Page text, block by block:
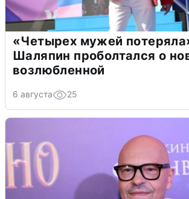
«Четырех мужей
Шаляпин проболтался о
возлюбленной
6 августа 25